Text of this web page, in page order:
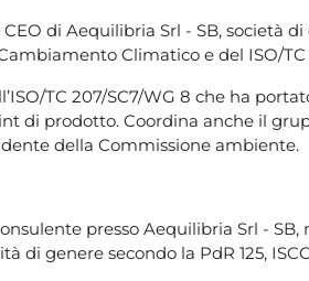
CEO di Aequilibria Srl - SB, società
Climatico e del ISO/
TC 207/SC7/WG 8 che ha
di prodotto. Coordina anche il
della Commissione ambiente.
presso Aequilibria Srl -
di genere secondo la PdR 125,